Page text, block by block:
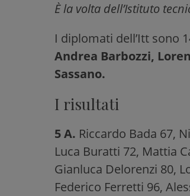
È la volta dell’Istituto
I diplomati dell’Itt sono
Andrea Barbozzi,
Sassano.
I risultati
5 A. Riccardo Bada 67,
Luca Buratti 72, Mattia
Gianluca Delorenzi 80,
Federico Ferretti 96,